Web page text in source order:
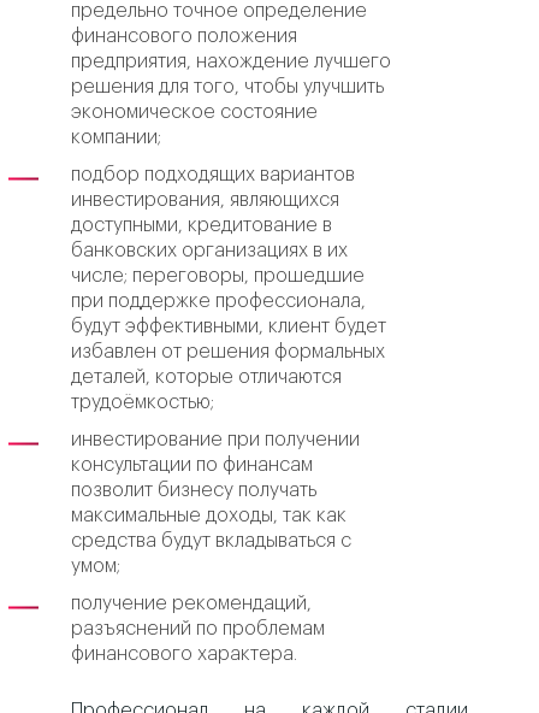
предельно точное определение
финансового положения
предприятия, нахождение лучшего
решения для того, чтобы улучшить
экономическое состояние
компании;
подбор подходящих вариантов
инвестирования, являющихся
доступными, кредитование в
банковских организациях в их
числе; переговоры, прошедшие
при поддержке профессионала,
будут эффективными, клиент будет
избавлен от решения формальных
деталей, которые отличаются
трудоёмкостью;
инвестирование при получении
консультации по финансам
позволит бизнесу получать
максимальные доходы, так как
средства будут вкладываться с
умом;
получение рекомендаций,
разъяснений по проблемам
финансового характера.